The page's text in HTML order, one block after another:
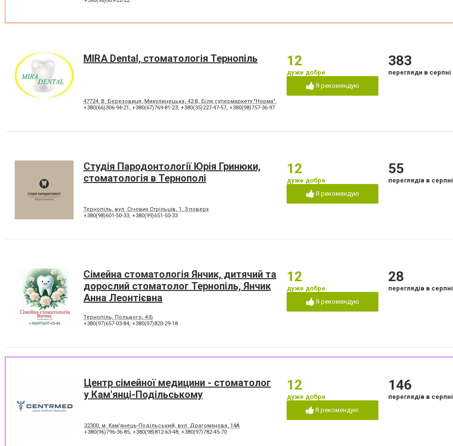
емалі
Хірургічне лікування зубів Чистка зубів Шинування зубів
MIRA Dental, стоматологія Тернопіль
47724, В. Березовиця, Микулинецька, 42-В, Біля супермаркету "Норма". Біля Жовтої Церкви ( Церква Св. Володимира і Ольги)
+380(66)306-94-21 , +380(67)769-81-23, +380(35)227-47-57, +380(98)757-36-97
12
дуже добре
Я рекомендую
383
перегляди в серпні
Студія Пародонтології Юрія Гринюки,
стоматологія в Тернополі
Тернопіль, вул. Січових Стрільців, 1, 3 поверх
+380(98)601-50-33, +380(99)651-50-33
12
дуже добре
Я рекомендую
55
переглядів в серпні
Сімейна стоматологія Янчик, дитячий та
дорослий стоматолог Тернопіль, Янчик
Анна Леонтієвна
Тернопіль, Польвого, 4-Б
+380(97)657-03-84, +380(97)820-29-18
12
дуже добре
Я рекомендую
28
переглядів в серпні
Центр сімейної медицини - стоматолог
у Кам'янці-Подільському
32300, м. Кам'янець-Подільський, вул. Драгоманова, 14А
+380(96)796-36-85, +380(98)812-63-48, +380(97)782-45-70
12
дуже добре
Я рекомендую
146
переглядів в серпні